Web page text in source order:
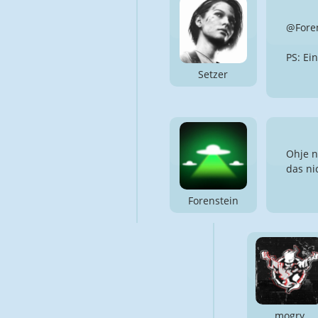
Setzer
PS:
Forenstein
Ohje
das